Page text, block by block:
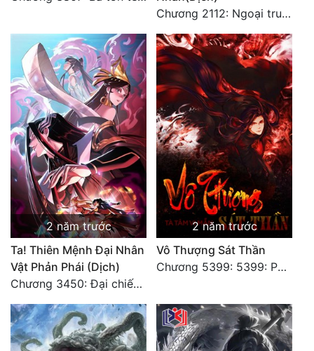
Ngự Thú
Truyện Nam
Truyện Nữ
Vô Địch Lưu
Xây Dựng Thế Lực
Đam Mỹ
Đẹp
Đẹp Hiệp
Tính Cách Nhân Vật :
Cơ Trí
Sát Phạt Quyết Đoán
Chương 2112: Ngoại truyện 3 - Tiệc mừng công
2 năm trước
Ta! Thiên Mệnh Đại Nhân
Vật Phản Phái (Dịch)
Chương 3450: Đại chiến căng thẳng
2 năm trước
Vô Thượng Sát Thần
Chương 5399: 5399: Phá giải